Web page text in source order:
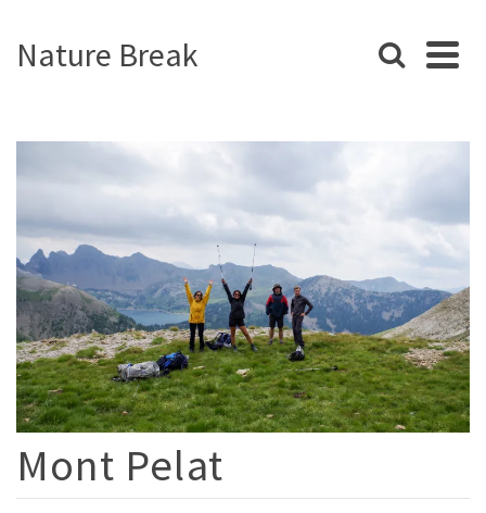
Nature Break
Mont Pelat